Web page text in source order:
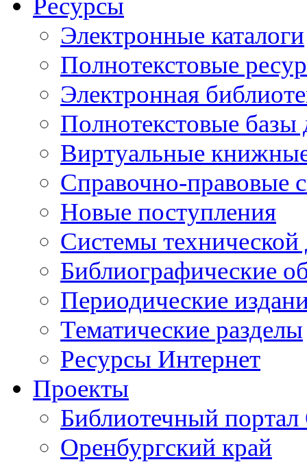
Ресурсы
Электронные каталоги
Полнотекстовые
Электронная
Полнотекстовые
Виртуальные
Справочно-правовые
Новые поступления
Cистемы
Библиографические
Периодические
Тематические разделы
Ресурсы Интернет
Проекты
Библиотечный портал
Оренбургский край